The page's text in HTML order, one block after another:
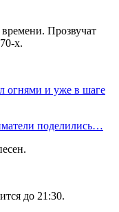
Прозвучат
х.
огнями и уже в шаге
поделились…
до 21:30.